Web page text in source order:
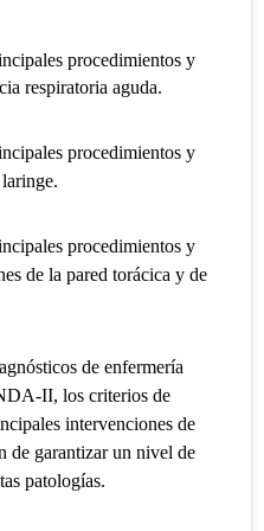
procedimientos y
respiratoria aguda.
procedimientos y
procedimientos y
de la pared torácica y de
de enfermería
II, los criterios de
intervenciones de
de garantizar un nivel de
patologías.